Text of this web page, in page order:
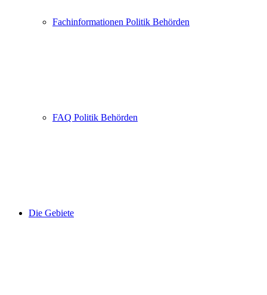
Fachinformationen Politik Behörden
FAQ Politik Behörden
Die Gebiete